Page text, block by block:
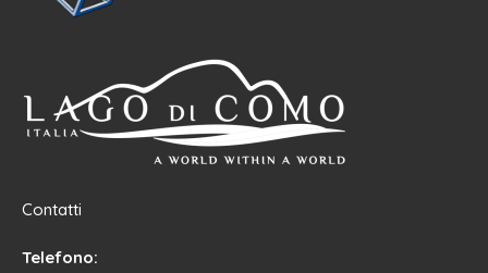
Contatti
Telefono: